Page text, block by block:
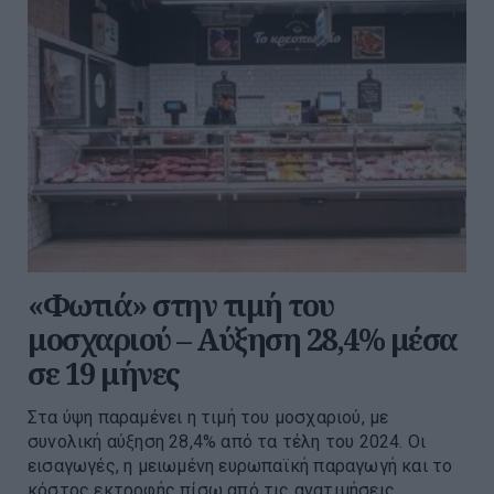
«Φωτιά» στην τιμή του
μοσχαριού – Αύξηση 28,4% μέσα
σε 19 μήνες
Στα ύψη παραμένει η τιμή του μοσχαριού, με
συνολική αύξηση 28,4% από τα τέλη του 2024. Οι
εισαγωγές, η μειωμένη ευρωπαϊκή παραγωγή και το
κόστος εκτροφής πίσω από τις ανατιμήσεις.